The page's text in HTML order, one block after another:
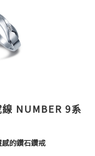
NUMBER 9系
的鑽石鑽戒